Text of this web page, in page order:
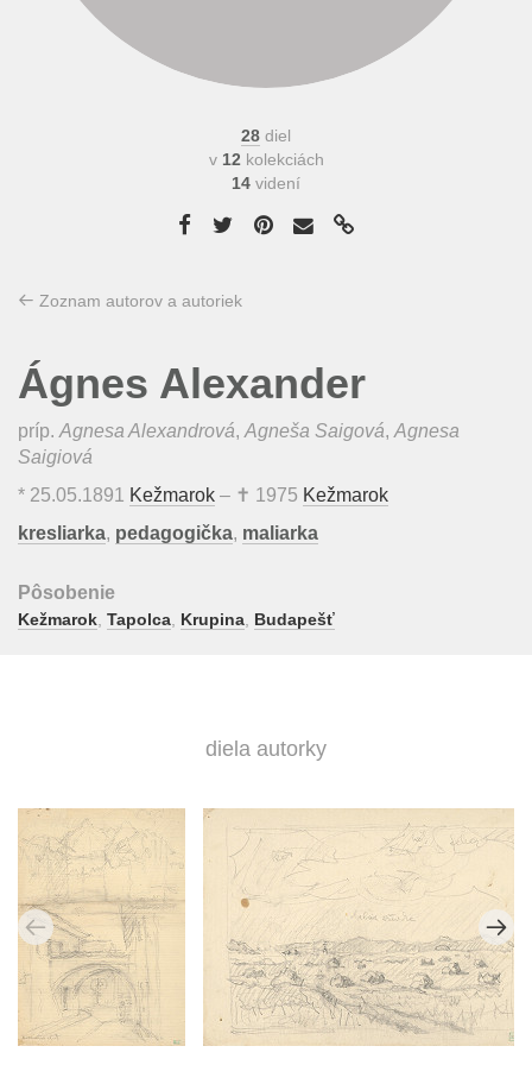
28 diel
v 12 kolekciách
14 videní
Zoznam autorov a autoriek
Ágnes Alexander
príp. Agnesa Alexandrová, Agneša Saigová, Agnesa
Saigiová
* 25.05.1891 Kežmarok – ✝ 1975 Kežmarok
kresliarka, pedagogička, maliarka
Pôsobenie
Kežmarok Tapolca Krupina Budapešť
diela autorky